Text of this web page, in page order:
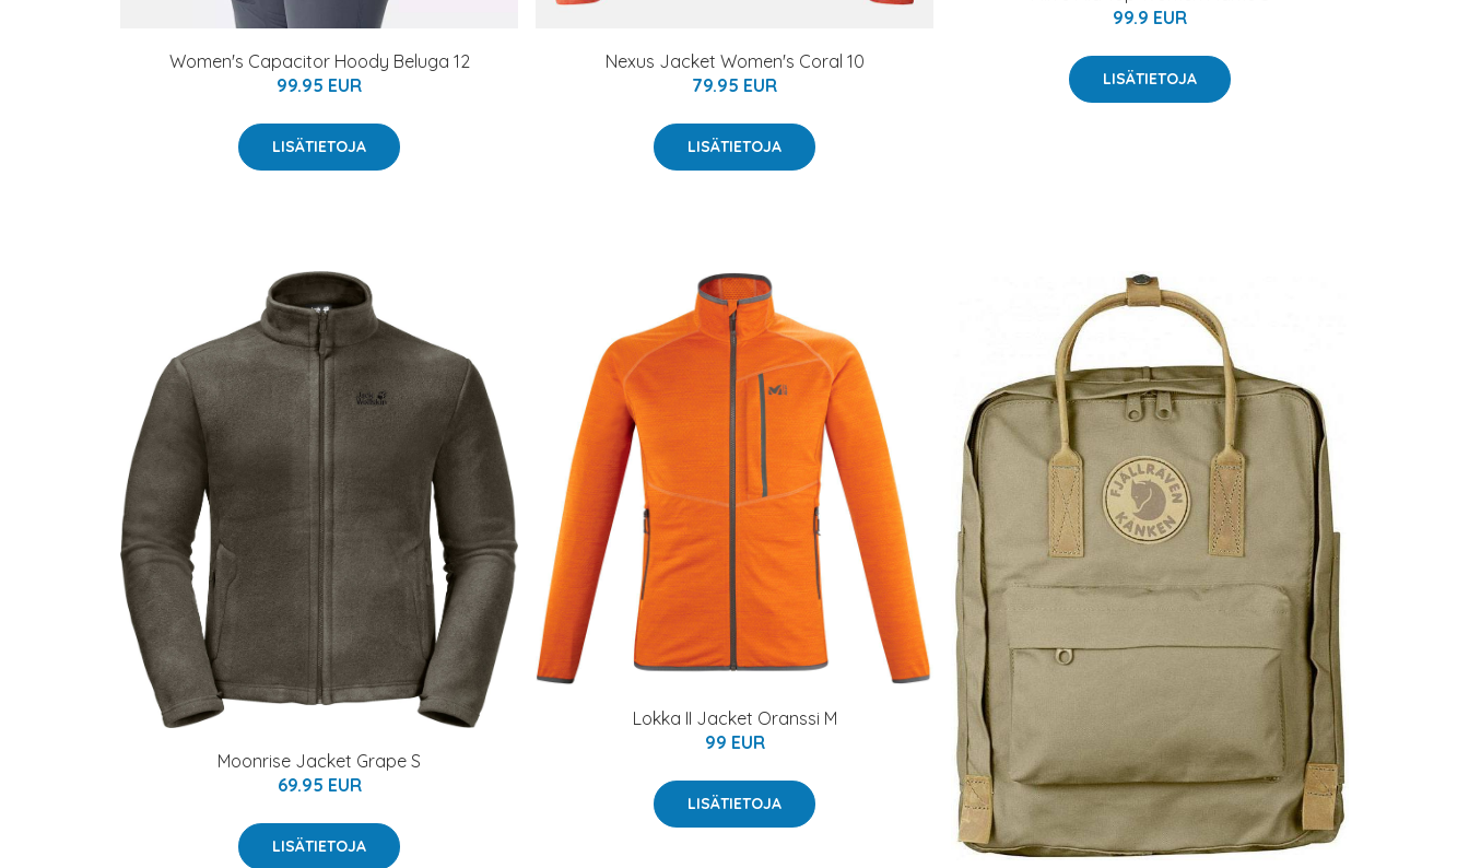
Women's Capacitor Hoody Beluga 12
99.95 EUR
LISÄTIETOJA
Nexus Jacket Women's Coral 10
79.95 EUR
LISÄTIETOJA
99.9 EUR
LISÄTIETOJA
Moonrise Jacket Grape S
69.95 EUR
LISÄTIETOJA
Lokka II Jacket Oranssi M
99 EUR
LISÄTIETOJA